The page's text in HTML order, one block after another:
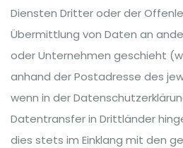
Diensten Dritter oder der
Übermittlung von Daten an
oder Unternehmen geschieht
anhand der Postadresse des
wenn in der
Datentransfer in Drittländer
dies stets im Einklang mit den